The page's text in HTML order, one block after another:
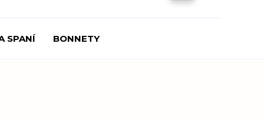
SPANÍ BONNETY